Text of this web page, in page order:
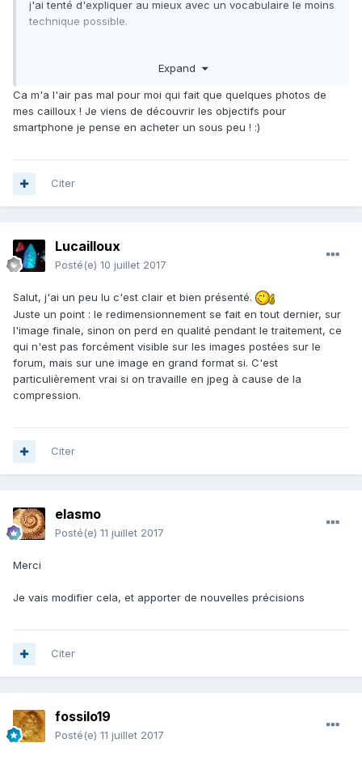
j'ai tenté d'expliquer au mieux avec un vocabulaire le moins
technique possible.
arriver, mais je ne voulais pas faire une bible juste donner
Je prends toutes remarques constructives et corrections de
fautes
Expand
Ca m'a l'air pas mal pour moi qui fait que quelques photos de
mes cailloux ! Je viens de découvrir les objectifs pour
smartphone je pense en acheter un sous peu ! :)
Citer
Lucailloux
Posté(e) 10 juillet 2017
Salut, j'ai un peu lu c'est clair et bien présenté.
Juste un point : le redimensionnement se fait en tout dernier, sur
l'image finale, sinon on perd en qualité pendant le traitement, ce
qui n'est pas forcément visible sur les images postées sur le
forum, mais sur une image en grand format si. C'est
particulièrement vrai si on travaille en jpeg à cause de la
compression.
Citer
elasmo
Posté(e) 11 juillet 2017
Merci
Je vais modifier cela, et apporter de nouvelles précisions
Citer
fossilo19
Posté(e) 11 juillet 2017